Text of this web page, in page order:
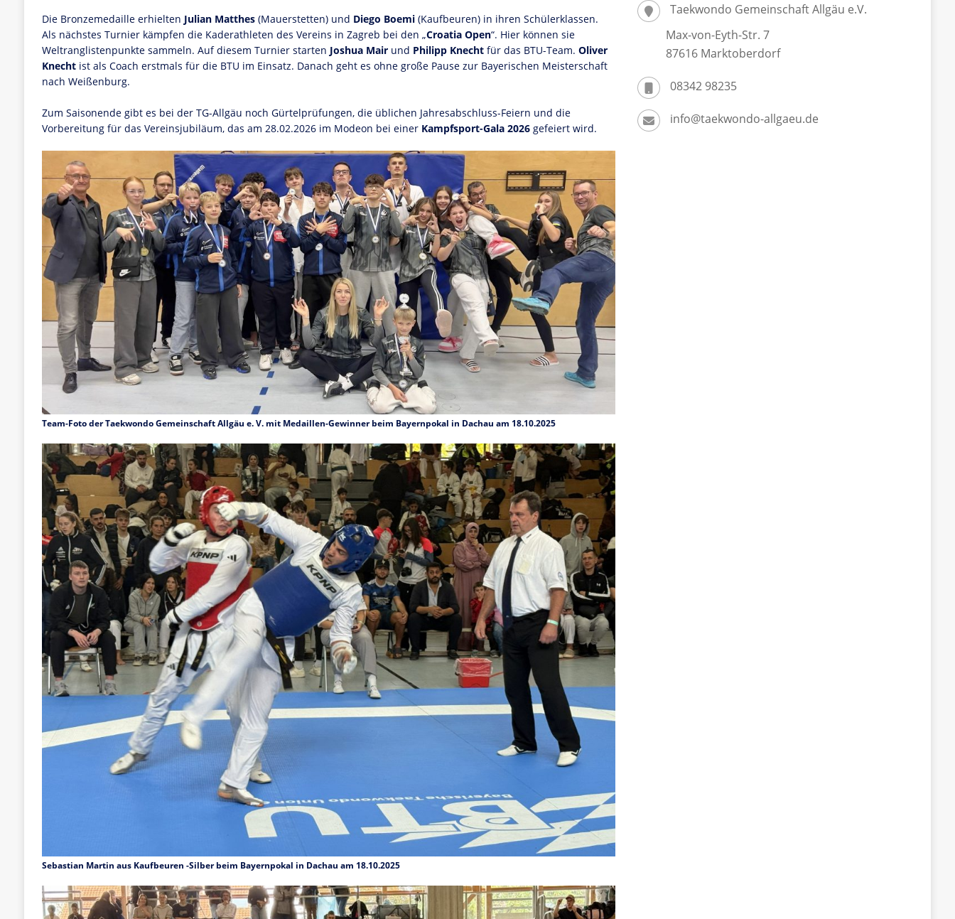
Die Bronzemedaille erhielten Julian Matthes(Mauerstetten) und Diego Boemi (Kaufbeuren) in ihren Schülerklassen.
Als nächstes Turnier kämpfen die Kaderathleten des Vereins in Zagreb bei den „Croatia Open“. Hier können sie
Weltranglistenpunkte sammeln. Auf diesem Turnier starten Joshua Mairund Philipp Knechtfür das BTU-Team. Oliver
Knechtist als Coach erstmals für die BTU im Einsatz. Danach geht es ohne große Pause zur Bayerischen Meisterschaft
nach Weißenburg.
Zum Saisonende gibt es bei der TG-Allgäu noch Gürtelprüfungen, die üblichen Jahresabschluss-Feiern und die
Vorbereitung für das Vereinsjubiläum, das am 28.02.2026 im Modeon bei einer Kampfsport-Gala 2026 gefeiert wird.
Team-Foto der Taekwondo Gemeinschaft Allgäu e. V. mit Medaillen-Gewinner beim Bayernpokal in Dachau am 18.10.2025
Sebastian Martin aus Kaufbeuren -Silber beim Bayernpokal in Dachau am 18.10.2025
Taekwondo Gemeinschaft Allgäu e.V.
Max-von-Eyth-Str. 7
87616 Marktoberdorf
08342 98235
info@taekwondo-allgaeu.de